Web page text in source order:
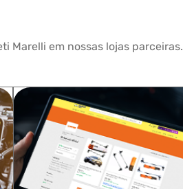
Marelli em nossas lojas parceiras.